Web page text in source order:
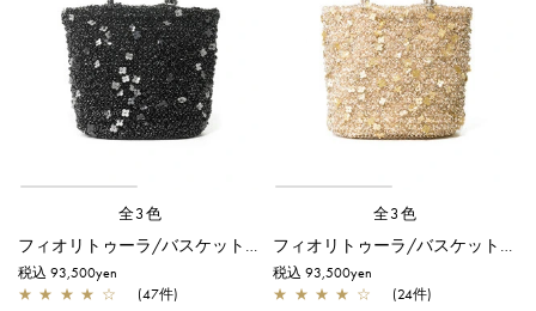
全3色
フィオリトゥーラ/バスケット/エナメルブラック
税込 93,500yen
★ ★ ★ ★ ☆ (47件)
全3色
フィオリトゥーラ/バスケット/シルバーゴールド
税込 93,500yen
★ ★ ★ ★ ☆ (24件)